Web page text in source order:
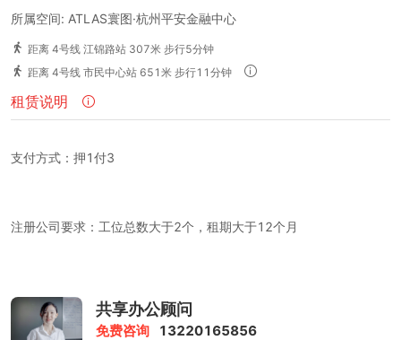
所属空间: ATLAS寰图·杭州平安金融中心
距离 4号线 江锦路站 307米 步行5分钟
距离 4号线 市民中心站 651米 步行11分钟
租赁说明
支付方式：押1付3
注册公司要求：工位总数大于2个，租期大于12个月
租金包含：前台服务、水，电，物业费，税费，家具，网络，茶水咖
啡，保洁，运营接待等共享办公顾问
免费咨询
13220165856